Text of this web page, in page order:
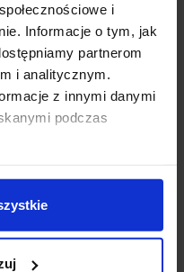
i
Informacje o tym, jak
partnerom
i analitycznym.
z innymi danymi
podczas